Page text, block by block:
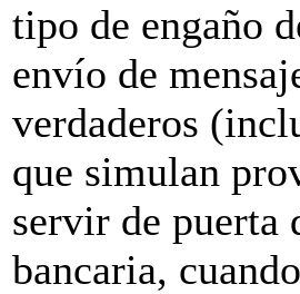
tipo de engaño
envío de
verdaderos
que simulan
servir de puerta
bancaria,